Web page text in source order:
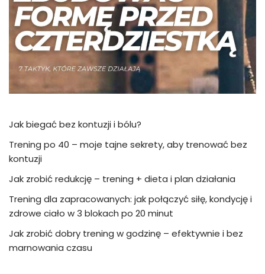
Jak biegać bez kontuzji i bólu?
Trening po 40 – moje tajne sekrety, aby trenować bez
kontuzji
Jak zrobić redukcję – trening + dieta i plan działania
Trening dla zapracowanych: jak połączyć siłę, kondycję i
zdrowe ciało w 3 blokach po 20 minut
Jak zrobić dobry trening w godzinę – efektywnie i bez
marnowania czasu